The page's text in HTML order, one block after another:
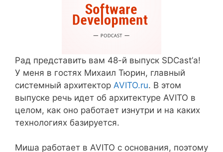
Рад представить вам 48-й выпуск SDCast’а!
У меня в гостях Михаил Тюрин, главный
системный архитектор AVITO.ru. В этом
выпуске речь идет об архитектуре AVITO в
целом, как оно работает изнутри и на каких
технологиях базируется.
Миша работает в AVITO с основания, поэтому